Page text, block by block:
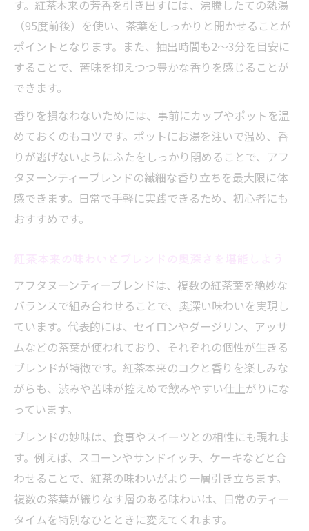
す。紅茶本来の芳香を引き出すには、沸騰したての熱湯
（95度前後）を使い、茶葉をしっかりと開かせることが
ポイントとなります。また、抽出時間も2～3分を目安に
することで、苦味を抑えつつ豊かな香りを感じることが
できます。
香りを損なわないためには、事前にカップやポットを温
めておくのもコツです。ポットにお湯を注いで温め、香
りが逃げないようにふたをしっかり閉めることで、アフ
タヌーンティーブレンドの繊細な香り立ちを最大限に体
感できます。日常で手軽に実践できるため、初心者にも
おすすめです。
アフタヌーンティーブレンドは、複数の紅茶葉を絶妙な
バランスで組み合わせることで、奥深い味わいを実現し
ています。代表的には、セイロンやダージリン、アッサ
ムなどの茶葉が使われており、それぞれの個性が生きる
ブレンドが特徴です。紅茶本来のコクと香りを楽しみな
がらも、渋みや苦味が控えめで飲みやすい仕上がりにな
っています。
ブレンドの妙味は、食事やスイーツとの相性にも現れま
す。例えば、スコーンやサンドイッチ、ケーキなどと合
わせることで、紅茶の味わいがより一層引き立ちます。
複数の茶葉が織りなす層のある味わいは、日常のティー
タイムを特別なひとときに変えてくれます。